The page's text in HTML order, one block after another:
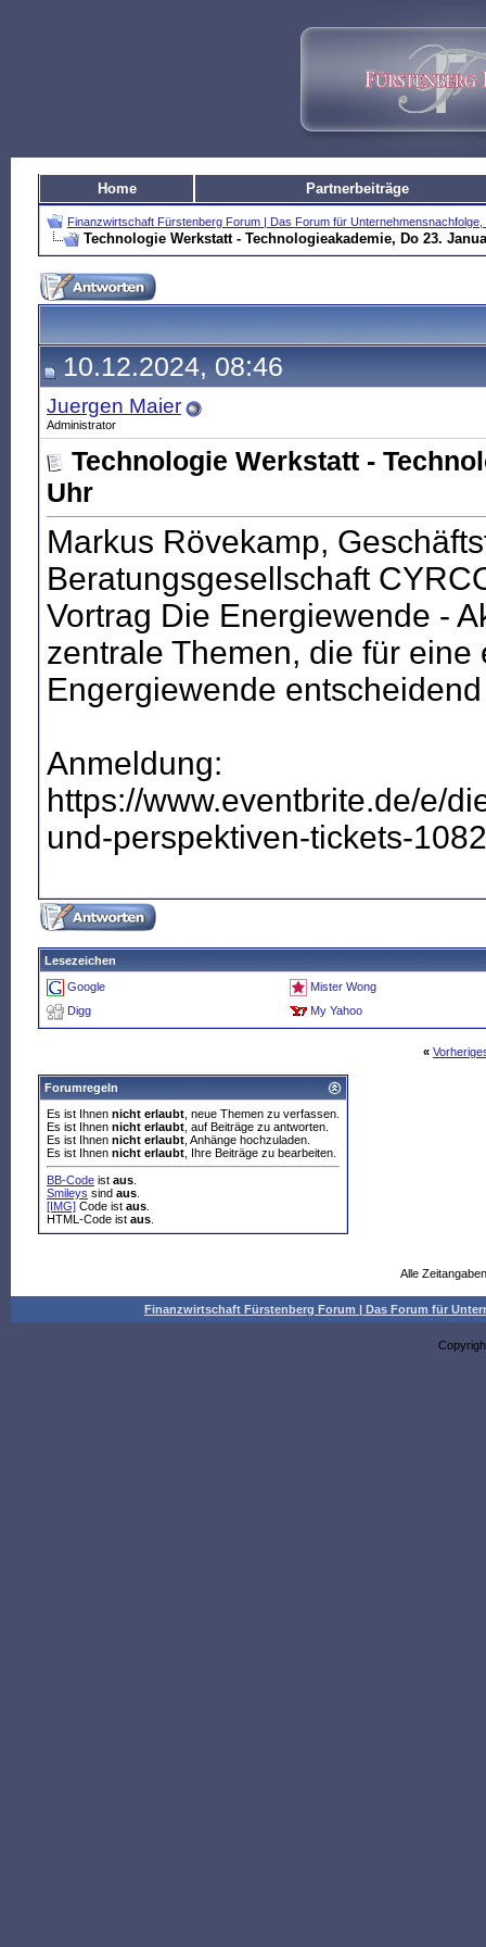
Home Partnerbeiträge
Finanzwirtschaft Fürstenberg Forum | Das Forum für
Technologie Werkstatt - Technologieakademie, Do 23.
10.12.2024, 08:46
Juergen Maier
Administrator
Technologie Werkstatt -
Uhr
Markus Rövekamp,
Beratungsgesellschaft
Vortrag Die Energiewende -
zentrale Themen, die für
Engergiewende
Anmeldung:
https://www.eventbrite.de/e/
und-perspektiven-tickets-
Lesezeichen
Google
Mister Wong
Digg
My Yahoo
«
Forumregeln
Es ist Ihnen nicht erlaubt , neue Themen zu verfassen.
Es ist Ihnen nicht erlaubt , auf Beiträge zu antworten.
Es ist Ihnen nicht erlaubt , Anhänge hochzuladen.
Es ist Ihnen nicht erlaubt , Ihre Beiträge zu bearbeiten.
BB-Code ist aus
Smileys sind aus
[IMG] Code ist aus
HTML-Code ist aus
Alle
Finanzwirtschaft Fürstenberg Forum | Das Forum für